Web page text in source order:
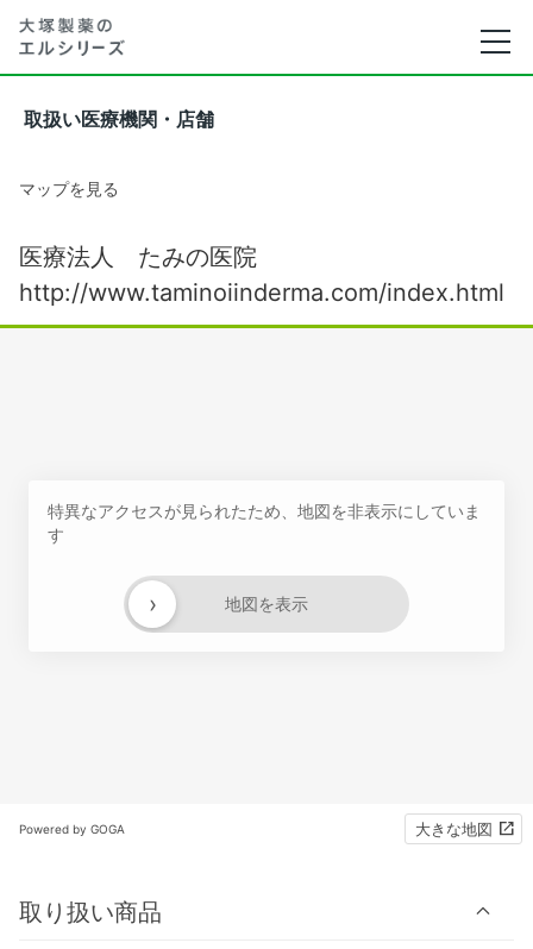
取扱い医療機関・店舗
マップを見る
医療法人 たみの医院
http://www.taminoiinderma.com/index.html
特異なアクセスが見られたため、地図を非表示にしていま
す
地図を表示
›
Powered by GOGA 大きな地図
取り扱い商品